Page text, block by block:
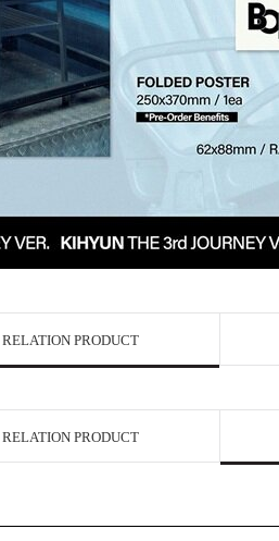
RELATION PRODUCT
RELATION PRODUCT